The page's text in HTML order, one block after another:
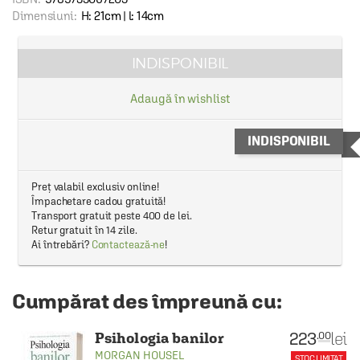
Dimensiuni: H: 21cm | l: 14cm
INDISPONIBIL
Adaugă în wishlist
INDISPONIBIL
Preț valabil exclusiv online!
Împachetare cadou gratuită!
Transport gratuit peste 400 de lei.
Retur gratuit în 14 zile.
Ai întrebări? Contactează-ne!
Cumpărat des împreună cu:
Psihologia banilor
MORGAN HOUSEL
223.00lei